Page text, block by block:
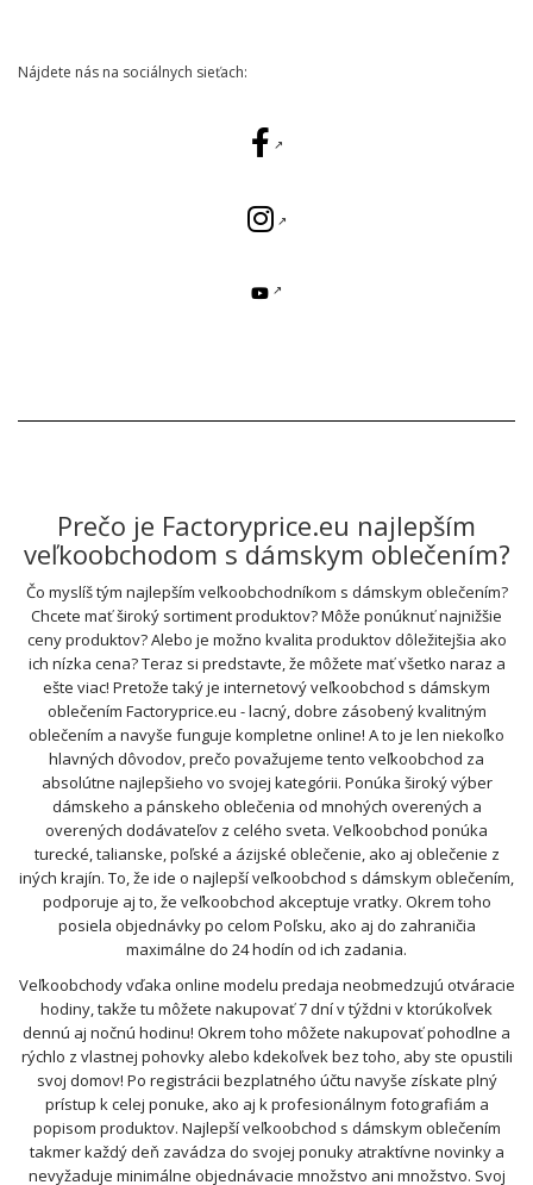
Nájdete nás na sociálnych sieťach:
Prečo je Factoryprice.eu najlepším
veľkoobchodom s dámskym oblečením?
Čo myslíš tým najlepším veľkoobchodníkom s dámskym oblečením?
Chcete mať široký sortiment produktov? Môže ponúknuť najnižšie
ceny produktov? Alebo je možno kvalita produktov dôležitejšia ako
ich nízka cena? Teraz si predstavte, že môžete mať všetko naraz a
ešte viac! Pretože taký je internetový veľkoobchod s dámskym
oblečením Factoryprice.eu - lacný, dobre zásobený kvalitným
oblečením a navyše funguje kompletne online! A to je len niekoľko
hlavných dôvodov, prečo považujeme tento veľkoobchod za
absolútne najlepšieho vo svojej kategórii. Ponúka široký výber
dámskeho a pánskeho oblečenia od mnohých overených a
overených dodávateľov z celého sveta. Veľkoobchod ponúka
turecké, talianske, poľské a ázijské oblečenie, ako aj oblečenie z
iných krajín. To, že ide o najlepší veľkoobchod s dámskym oblečením,
podporuje aj to, že veľkoobchod akceptuje vratky. Okrem toho
posiela objednávky po celom Poľsku, ako aj do zahraničia
maximálne do 24 hodín od ich zadania.
Veľkoobchody vďaka online modelu predaja neobmedzujú otváracie
hodiny, takže tu môžete nakupovať 7 dní v týždni v ktorúkoľvek
dennú aj nočnú hodinu! Okrem toho môžete nakupovať pohodlne a
rýchlo z vlastnej pohovky alebo kdekoľvek bez toho, aby ste opustili
svoj domov! Po registrácii bezplatného účtu navyše získate plný
prístup k celej ponuke, ako aj k profesionálnym fotografiám a
popisom produktov. Najlepší veľkoobchod s dámskym oblečením
takmer každý deň zavádza do svojej ponuky atraktívne novinky a
nevyžaduje minimálne objednávacie množstvo ani množstvo. Svoj